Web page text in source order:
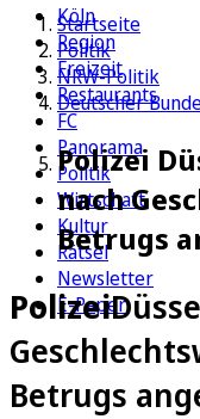
Köln
Region
Freizeit
Restaurants
FC
Panorama
Politik
Wirtschaft
Kultur
Rätsel
Newsletter
E-Paper
Startseite
Politik
NRW-Politik
Deutscher
Polizei
nach
Betrugs
Polizei
Betrugs